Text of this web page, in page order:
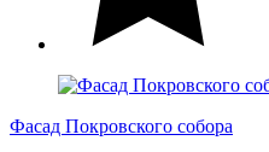
Фасад Покровского собора